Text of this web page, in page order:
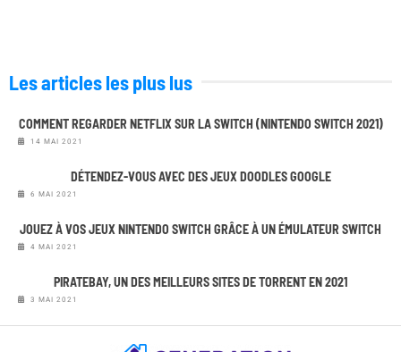
Les articles les plus lus
COMMENT REGARDER NETFLIX SUR LA SWITCH (NINTENDO SWITCH 2021)
14 MAI 2021
DÉTENDEZ-VOUS AVEC DES JEUX DOODLES GOOGLE
6 MAI 2021
JOUEZ À VOS JEUX NINTENDO SWITCH GRÂCE À UN ÉMULATEUR SWITCH
4 MAI 2021
PIRATEBAY, UN DES MEILLEURS SITES DE TORRENT EN 2021
3 MAI 2021